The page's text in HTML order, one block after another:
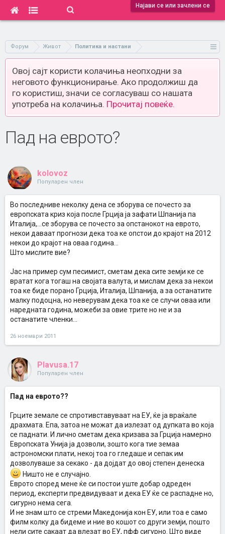
Најави се или зачлени се
Форум Живот Политика и настани
Овој сајт користи колачиња неопходни за
неговото функционирање. Ако продолжиш да
го користиш, значи се согласуваш со нашата
употреба на колачиња. Прочитај повеќе.
Пад на еврото?
kolovoz
Популарен член
Во последниве неколку дена се зборува се почесто за
европската криз која после Грција ја зафати Шпанија па
Италија,...се зборува се почесто за опстанокот на еврото,
некои даваат прогнози дека тоа ке опстои до крајот на 2012
некои до крајот на оваа година...
Што мислите вие?
Јас на пример сум песимист, сметам дека сите земји ке се
вратат кога тогаш на својата валута, и мислам дека за некои
тоа ке биде порано Грција, Италија, Шпанија, а за останатите
малку подоцна, но неверувам дека тоа ке се случи оваа или
наредната година, можеби за овие трите но не и за
останатите членки...
26 ноември 2011
Plavusa.17
Популарен член
Пад на еврото??
Грците земале се спротивставуваат на ЕУ, ќе ја враќале
драхмата. Епа, затоа не можат да излезат од дупката во која
се паднати. И лично сметам дека кризава за Грција намерно
Европската Унија ја дозволи, зошто кога тие земаа
астрономски плати, некој тоа го гледаше и сепак им
дозволуваше за секако - да дојдат до овој степен денеска
Ништо не е случајно.
Еврото според мене ќе си постои уште добар одреден
период, експерти предвидуваат и дека ЕУ ќе се распадне но,
сигурно нема сега.
И не знам што се стреми Македонија кон ЕУ, или тоа е само
филм колку да бидеме и ние во кошот со други земји, пошто
нели сите сакаат да влезат во ЕУ, пфф сигурно. Што виде